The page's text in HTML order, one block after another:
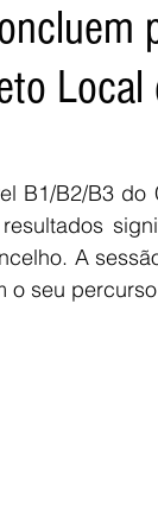
Local
B1/B2/B3 do
A
seu